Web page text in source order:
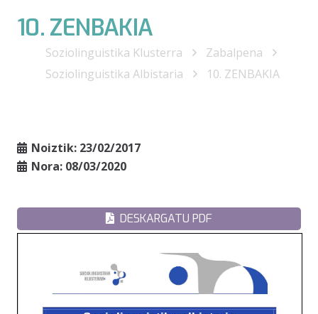
10. ZENBAKIA
Soziolinguistika Klusterra
Zabalpena
Soziolinguistika Albistaria
10. ZENBAKIA
Noiztik: 23/02/2017
Nora: 08/03/2020
DESKARGATU PDF